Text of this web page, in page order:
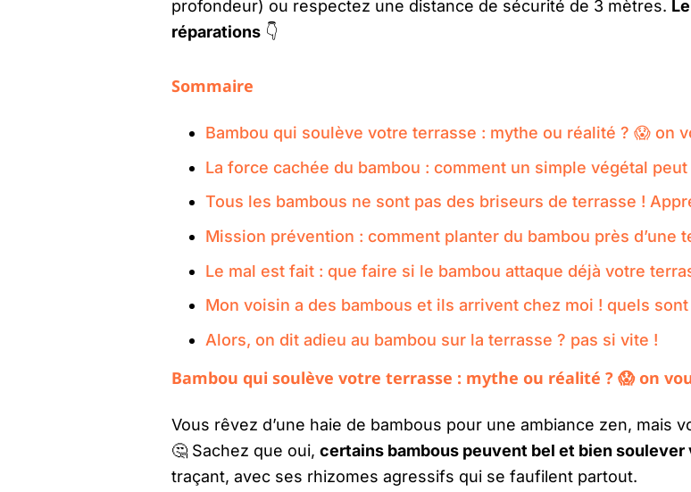
profondeur) ou respectez une distance de sécurité de 3 mètres.
réparations 👇
Sommaire
Bambou qui soulève votre terrasse : mythe ou réalité ? 😱 on
La force cachée du bambou : comment un simple végétal
Tous les bambous ne sont pas des briseurs de terrasse !
Mission prévention : comment planter du bambou près d’une
Le mal est fait : que faire si le bambou attaque déjà votre
Mon voisin a des bambous et ils arrivent chez moi ! quels
Alors, on dit adieu au bambou sur la terrasse ? pas si vite !
Bambou qui soulève votre terrasse : mythe ou réalité ? 😱 on
Vous rêvez d’une haie de bambous pour une ambiance zen, mais
🤔 Sachez que oui, certains bambous peuvent bel et bien soulever
traçant, avec ses rhizomes agressifs qui se faufilent partout.